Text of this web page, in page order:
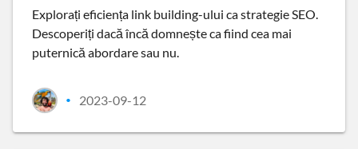
Explorați eficiența link building-ului ca strategie SEO.
Descoperiți dacă încă domnește ca fiind cea mai
puternică abordare sau nu.
• 2023-09-12